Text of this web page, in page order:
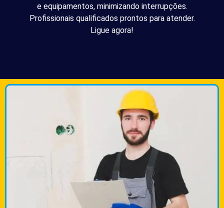
e equipamentos, minimizando interrupções.
Profissionais qualificados prontos para atender.
Ligue agora!